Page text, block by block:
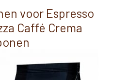
voor Espresso
Caffé Crema